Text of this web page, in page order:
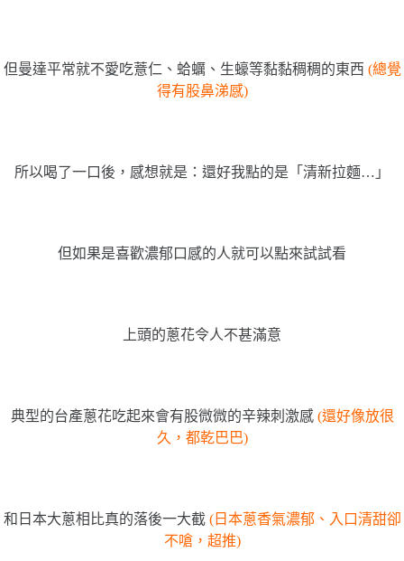
但曼達平常就不愛吃薏仁、蛤蠣、生蠔等黏黏稠稠的東西 (總覺
得有股鼻涕感)
所以喝了一口後，感想就是：還好我點的是「清新拉麵…」
但如果是喜歡濃郁口感的人就可以點來試試看
上頭的蔥花令人不甚滿意
典型的台產蔥花吃起來會有股微微的辛辣刺激感 (還好像放很
久，都乾巴巴)
和日本大蔥相比真的落後一大截 (日本蔥香氣濃郁、入口清甜卻
不嗆，超推)